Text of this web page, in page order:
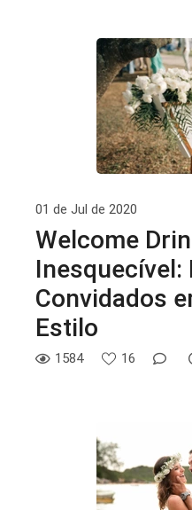
01 de Jul de 2020
Welcome
Inesquecível:
Convidados
Estilo
1584 16